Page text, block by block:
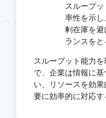
スループ
率性を示
剰在庫を
ランスをと
スループット能力
で、企業は情報に
い、リソースを効
要に効率的に対応す